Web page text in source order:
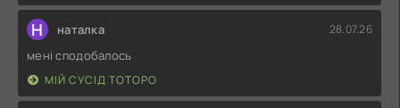
Н наталка 28.07.26
мені сподобалось
МІЙ СУСІД ТОТОРО